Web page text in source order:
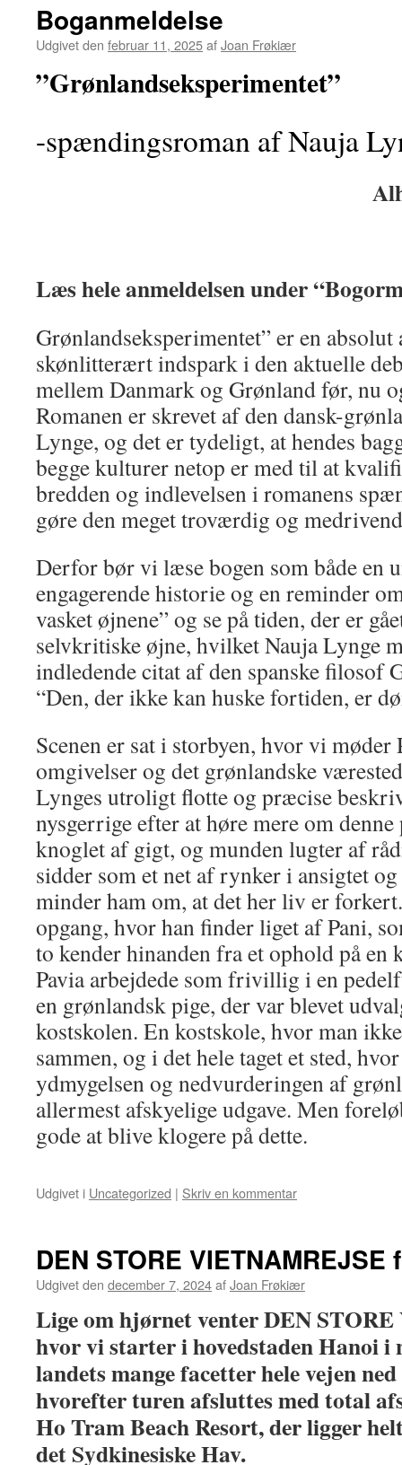
Boganmeldelse
Udgivet den februar 11, 2025afJoan Frøkiær
”Grønlandseksperimentet”
-spændingsroman af Nauja
Alhambra
Læs hele anmeldelsen under
Grønlandseksperimentet” er en
skønlitterært indspark i den aktuelle
mellem Danmark og Grønland før, nu
Romanen er skrevet af den dansk-
Lynge, og det er tydeligt, at hendes
begge kulturer netop er med til at
bredden og indlevelsen i romanens
gøre den meget troværdig og
Derfor bør vi læse bogen som både en
engagerende historie og en reminder
vasket øjnene” og se på tiden, der er
selvkritiske øjne, hvilket Nauja Lynge
indledende citat af den spanske filosof
“Den, der ikke kan huske fortiden, er
Scenen er sat i storbyen, hvor vi møder
omgivelser og det grønlandske
Lynges utroligt flotte og præcise
nysgerrige efter at høre mere om
knoglet af gigt, og munden lugter af
sidder som et net af rynker i ansigtet
minder ham om, at det her liv er
opgang, hvor han finder liget af Pani,
to kender hinanden fra et ophold på en
Pavia arbejdede som frivillig i en
en grønlandsk pige, der var blevet
kostskolen. En kostskole, hvor man
sammen, og i det hele taget et sted,
ydmygelsen og nedvurderingen af
allermest afskyelige udgave. Men
gode at blive klogere på dette.
Udgivet i Uncategorized | Skriv en kommentar
DEN STORE
Udgivet den december 7, 2024afJoan Frøkiær
Lige om hjørnet venter DEN
hvor vi starter i hovedstaden Hanoi i
landets mange facetter hele vejen
hvorefter turen afsluttes med total
Ho Tram Beach Resort, der ligger
det Sydkinesiske Hav.